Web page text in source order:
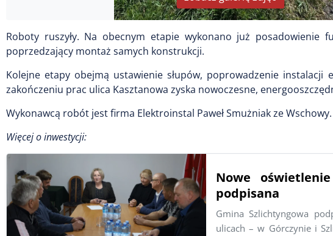
Roboty ruszyły. Na obecnym etapie wykonano już posadowienie
poprzedzający montaż samych konstrukcji.
Kolejne etapy obejmą ustawienie słupów, poprowadzenie instalacji
zakończeniu prac ulica Kasztanowa zyska nowoczesne,
Wykonawcą robót jest firma Elektroinstal Paweł Smużniak ze Wschowy.
Więcej o inwestycji:
Nowe
podpisana
Gmina Szlichtyngowa
ulicach – w Górczynie i